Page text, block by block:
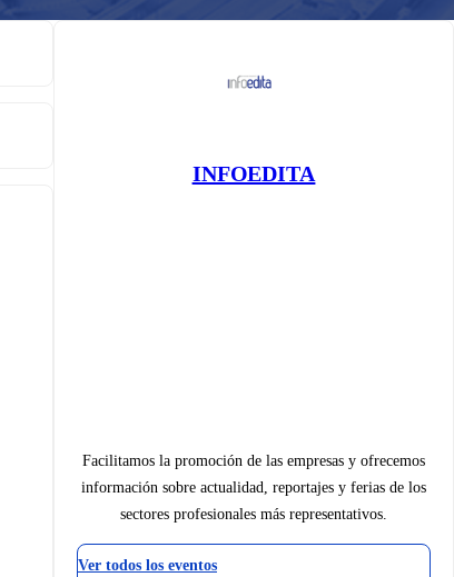
INFOEDITA
Facilitamos la promoción de las empresas y ofrecemos
información sobre actualidad, reportajes y ferias de los
sectores profesionales más representativos.
Ver todos los eventos